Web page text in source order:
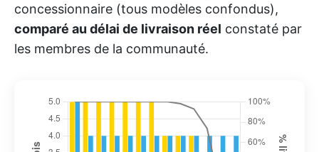
concessionnaire (tous modèles confondus),
comparé au délai de livraison réel constaté par
les membres de la communauté.